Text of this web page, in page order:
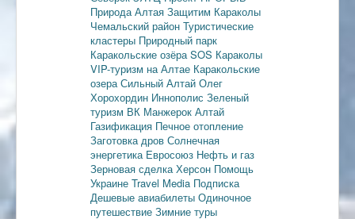
Природа Алтая Защитим Караколы
Чемальский район Туристические
кластеры Природный парк
Каракольские озёраSOS Караколы
VIP-туризм на Алтае Каракольские
озераСильный Алтай Олег
Хорохордин Иннополис Зеленый
туризм ВК Манжерок Алтай
Газификация Печное отопление
Заготовка дров Солнечная
энергетика Евросоюз Нефть и газ
Зерновая сделкаХерсон Помощь
Украине Travel Media Подписка
Дешевые авиабилеты Одиночное
путешествие Зимние туры